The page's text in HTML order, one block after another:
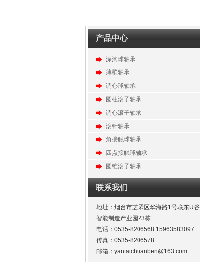
产品中心
深沟球轴承
薄壁轴承
调心球轴承
圆柱滚子轴承
调心滚子轴承
滚针轴承
角接触球轴承
四点接触球轴承
圆锥滚子轴承
联系我们
地址：烟台市芝罘区华海路1号联东U谷
智能制造产业园23栋
电话：0535-8206568 15963583097
传真：0535-8206578
邮箱：yantaichuanben@163.com